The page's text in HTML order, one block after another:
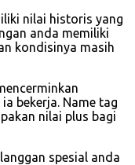
nilai historis yang
anda memiliki
kondisinya masih
bekerja. Name tag
nilai plus bagi
spesial anda